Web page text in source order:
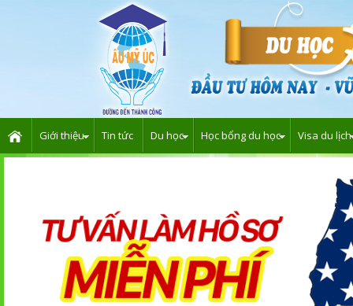
Giới thiệu Tin tức Du học Học bổng du học Visa du lịch